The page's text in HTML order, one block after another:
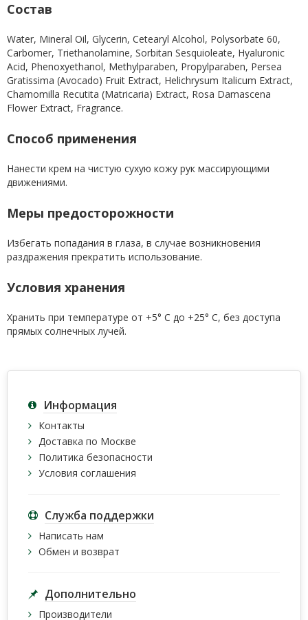
Состав
Water, Mineral Oil, Glycerin, Cetearyl Alcohol, Polysorbate 60,
Carbomer, Triethanolamine, Sorbitan Sesquioleate, Hyaluronic
Acid, Phenoxyethanol, Methylparaben, Propylparaben, Persea
Gratissima (Avocado) Fruit Extract, Helichrysum Italicum Extract,
Chamomilla Recutita (Matricaria) Extract, Rosa Damascena
Flower Extract, Fragrance.
Способ применения
Нанести крем на чистую сухую кожу рук массирующими
движениями.
Меры предосторожности
Избегать попадания в глаза, в случае возникновения
раздражения прекратить использование.
Условия хранения
Хранить при температуре от +5° С до +25° С, без доступа
прямых солнечных лучей.
Информация
Контакты
Доставка по Москве
Политика безопасности
Условия соглашения
Служба поддержки
Написать нам
Обмен и возврат
Дополнительно
Производители